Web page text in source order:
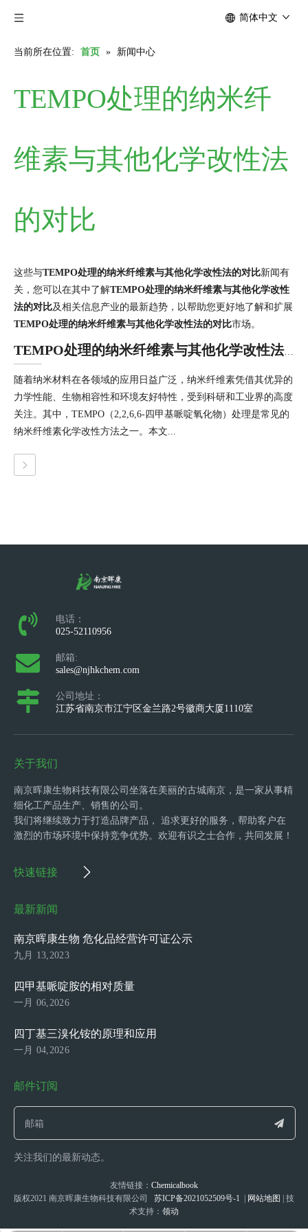
简体中文
当前所在位置: 首页 » 新闻中心
TEMPO处理的纳米纤
维素与其他化学改性法
的对比
这些与TEMPO处理的纳米纤维素与其他化学改性法的对比新闻有
关，您可以在其中了解TEMPO处理的纳米纤维素与其他化学改性
法的对比及相关信息产业的最新趋势，以帮助您更好地了解和扩展
TEMPO处理的纳米纤维素与其他化学改性法的对比市场。
TEMPO处理的纳米纤维素与其他化学改性法的对比
随着纳米材料在各领域的应用日益广泛，纳米纤维素凭借其优异的
力学性能、生物相容性和环境友好特性，受到科研和工业界的高度
关注。其中，TEMPO（2,2,6,6-四甲基哌啶氧化物）处理是常见的
纳米纤维素化学改性方法之一。本文...
电话：
025-52110956
邮箱:
sales@njhkchem.com
公司地址：
江苏省南京市江宁区金兰路2号徽商大厦1110室
关于我们
南京晖康生物科技有限公司坐落在美丽的古城南京，是一家从事精
细化工产品生产、销售的公司。
我们将继续致力于打造品牌产品， 追求更好的服务，帮助客户在
激烈的市场环境中保持竞争优势。欢迎有识之士合作，共同发展！
快速链接
最新新闻
南京晖康生物 危化品经营许可证公示
九月 13,2023
四甲基哌啶胺的相对质量
一月 06,2026
四丁基三溴化铵的原理和应用
一月 04,2026
邮件订阅
关注我们的最新动态。
友情链接： Chemicalbook
版权2021 南京晖康生物科技有限公司 苏ICP备2021052509号-1 网站地图
| 技
术支持： 领动